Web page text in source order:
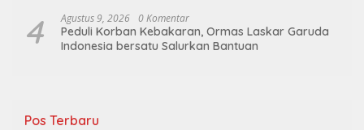
4 Agustus 9, 2026 0 Komentar
Peduli Korban Kebakaran, Ormas Laskar Garuda
Indonesia bersatu Salurkan Bantuan
Pos Terbaru